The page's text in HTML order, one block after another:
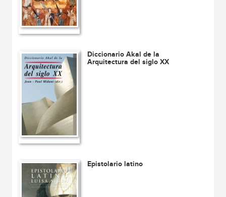
Diccionario Akal de la
Arquitectura del siglo XX
Epistolario latino